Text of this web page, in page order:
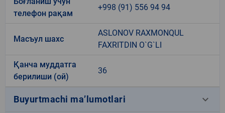
телефон рақам
+998 (91) 556 94 94
Масъул шахс
ASLONOV RAXMONQUL
FAXRITDIN O`G`LI
Қанча муддатга
берилиши (ой)
36
Buyurtmachi ma’lumotlari keyboard_arrow_down